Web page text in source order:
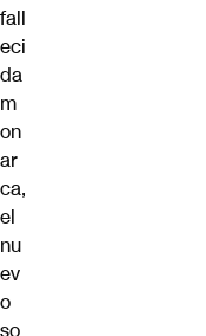
fall
eci
da
m
on
ar
ca,
el
nu
ev
o